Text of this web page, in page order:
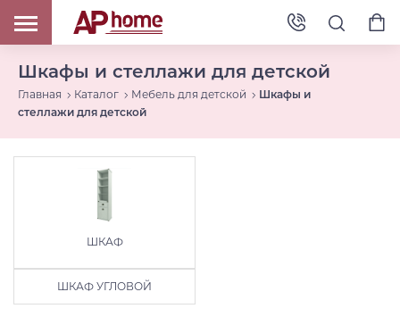
Шкафы и стеллажи для детской
Главная Каталог Мебель для детской
Шкафы и
стеллажи для детской
ШКАФ
ШКАФ УГЛОВОЙ